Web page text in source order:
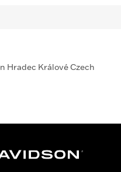
Hradec Králové Czech